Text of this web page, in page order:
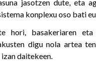
jasotzen dute, eta
konplexu oso bati
hori, basakeriaren
digu nola artea
daitekeen.